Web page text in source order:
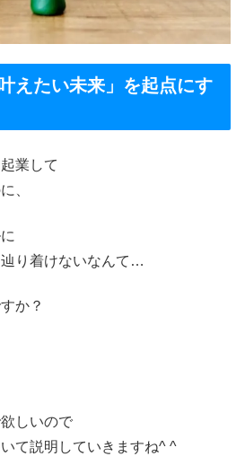
えたい未来」を起点にす
業して
、
り着けないなんて…
か？
しいので
て説明していきますね^ ^